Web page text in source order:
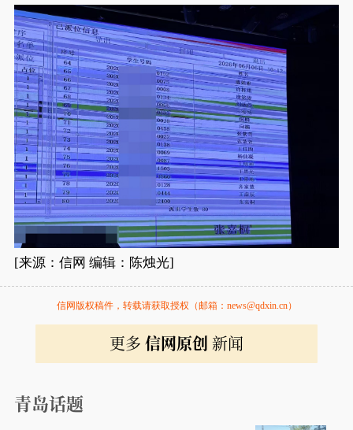
[来源：信网 编辑：陈烛光]
信网版权稿件，转载请获取授权（邮箱：news@qdxin.cn）
更多 信网原创 新闻
青岛话题